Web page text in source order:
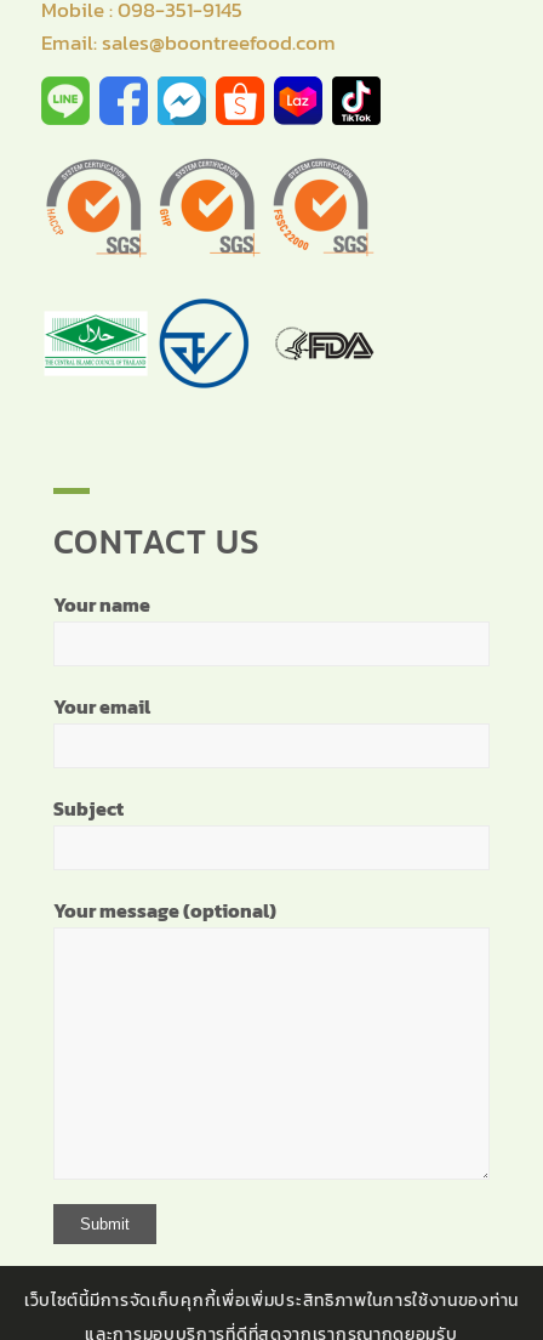
Mobile : 098-351-9145
Email: sales@boontreefood.com
CONTACT US
Your name
Your email
Subject
Your message (optional)
เว็บไซต์นี้มีการจัดเก็บคุกกี้เพื่อเพิ่มประสิทธิภาพในการใช้งานของท่าน